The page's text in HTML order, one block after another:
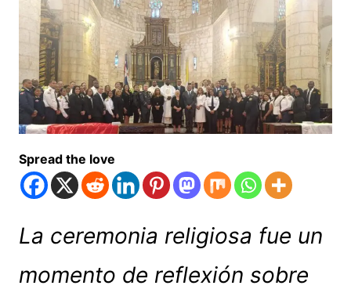
Spread the love
La ceremonia religiosa fue un
momento de reflexión sobre